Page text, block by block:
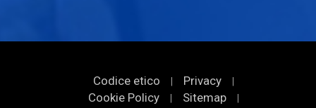
Codice etico | Privacy |
Cookie Policy | Sitemap |